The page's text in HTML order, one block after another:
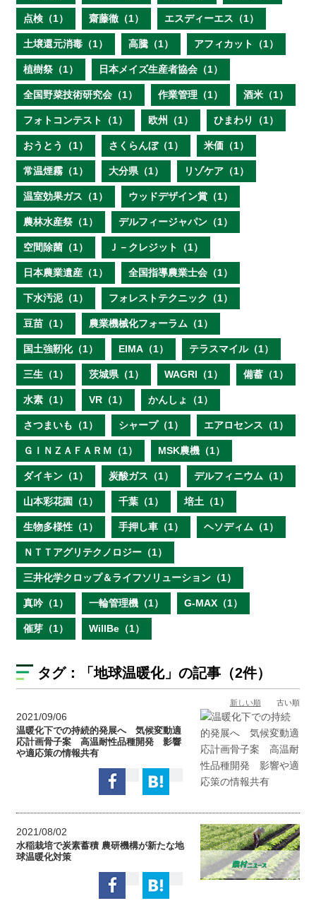
点検（1） 齋藤徹（1） エスディーエス（1）
土壌還元消毒（1） 高騰（1） アフィカット（1）
植樹祭（1） 日本メイズ生産者協会（1）
全国野菜技術研究会（1） 作業管理（1） 酒米（1）
フォトコンテスト（1） 欧州（1） ひまわり（1）
おうとう（1） さくらんぼ（1） 米価（1）
常温煙霧（1） 大分県（1） リゾケア（1）
温室効果ガス（1） ウッドデザイン賞（1）
農林水産祭（1） デルフィージャパン（1）
空間除菌（1） Ｊ－クレジット（1）
日本農業遺産（1） 全国指導農業士会（1）
下水汚泥（1） フォレストテクニック（1）
豆苗（1） 農業機械化フォーラム（1）
国土強靭化（1） EIMA（1） テラスマイル（1）
三生（1） 茨城県（1） WAGRI（1） 備蓄（1）
水素（1） VR（1） かんしょ（1）
さつまいも（1） シャープ（1） エアロセンス（1）
ＧＩＮＺＡＦＡＲＭ（1） MSK農機（1）
ダイキン（1） 炭酸ガス（1） デルフィニウム（1）
山本彩花園（1） 千葉（1） 培土（1）
生物多様性（1） 手押し車（1） ヘソディム（1）
ＮＴＴアグリテクノロジー（1）
三井化学クロップ＆ライフソリューション（1）
真吟（1） 一輪管理機（1） G-MAX（1）
催芽（1） WillBe（1）
タグ： 「地球温暖化」の記事（2件）
新しい順 古い順
2021/09/06
温暖化下での持続的発展へ 気候変動適
応計画骨子案 高温耐性品種開発 影響
や適応策の情報共有
2021/08/02
水稲栽培で炭素蓄積 農研機構が新たな地
球温暖化対策